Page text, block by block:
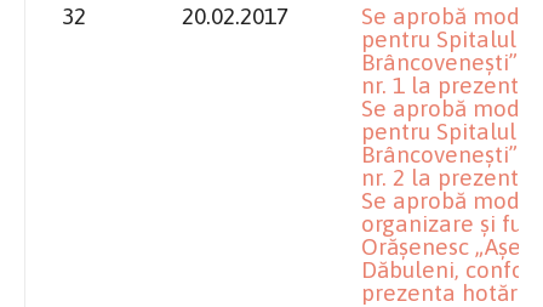
32 20.02.2017
Se aprobă
pentru Spitalul
Brâncoveneşti”
nr. 1 la
Se aprobă
pentru Spitalul
Brâncoveneşti”
nr. 2 la prezenta
Se aprobă
organizare şi
Orăşenesc
Dăbuleni,
prezenta